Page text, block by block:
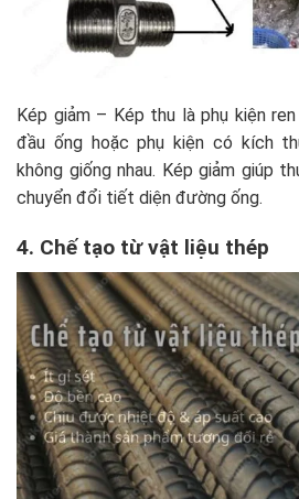
Kép giảm – Kép thu là phụ kiện
đầu ống hoặc phụ kiện có kích
không giống nhau. Kép giảm giúp
chuyển đổi tiết diện đường ống.
4. Chế tạo từ vật liệu thép